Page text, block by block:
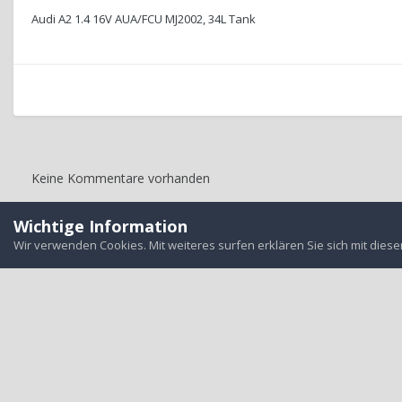
Audi A2 1.4 16V AUA/FCU MJ2002, 34L Tank
Keine Kommentare vorhanden
Startseite Galerie User-Garage Technische Detailbilder - 1.4
Wichtige Information
Wir verwenden Cookies. Mit weiteres surfen erklären Sie sich mit